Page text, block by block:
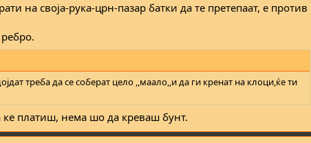
на своја-рука-црн-пазар батки да те претепаат, е против
треба да се соберат цело ,,маало,,и да ги кренат на клоци,ќе ти
ке платиш, нема шо да креваш бунт.